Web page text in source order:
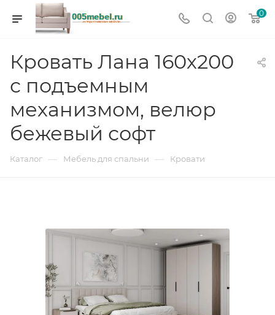
0
Кровать Лана 160х200
с подъемным
механизмом, велюр
бежевый софт
Каталог — Мебель для спальни — Кровати